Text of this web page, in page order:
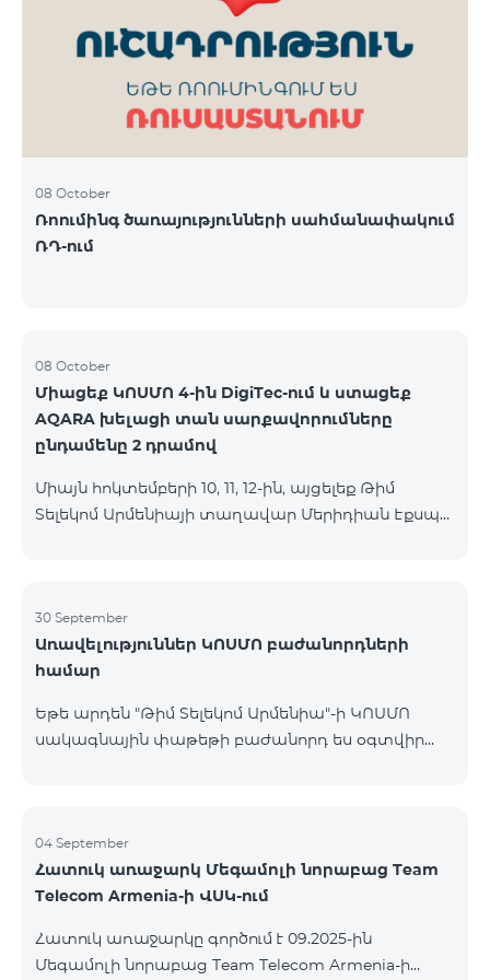
ԿՈՍՄՈ 3 TV փաթեթը․ Ինտերնետ. Մինչև 50 Մբիթ/
վ արագություն։ TV. Մինչև 80 TV ալիք՝ TeamTv
Smart հավելվածով Ֆիքսված հեռախոսակապ.
180 րոպե դեպի Team ֆիքսված ցանց։ Սույն
սակագնային փաթեթում ներառվա
08 October
Ռոումինգ ծառայությունների սահմանափակում
ՌԴ-ում
08 October
Միացեք ԿՈՍՄՈ 4-ին DigiTec-ում և ստացեք
AQARA խելացի տան սարքավորումները
ընդամենը 2 դրամով
Միայն հոկտեմբերի 10, 11, 12-ին, այցելեք Թիմ
Տելեկոմ Արմենիայի տաղավար Մերիդիան Էքսպո
բաժանորդագրությամբ և ստացեք
հնարավորություն ձեռք բերել AQARA Խելացի Տան
համակարգերը ընդամենը 2 դրամով․ AQARA
Ղեկավարման Սարք M100 (Hub M100) Միանալու
համար պարզապես պետք է անձնագրով
30 September
Առավելություններ ԿՈՍՄՈ բաժանորդների
համար
Եթե արդեն "Թիմ Տելեկոմ Արմենիա"-ի ԿՈՍՄՈ
սակագնային փաթեթի բաժանորդ ես օգտվիր
մեկ հպումով ու անսպառ ինտերնետով Smart
Place-ի Aqara սարքավորումներով։ ԿՈՍՄՈ
ծառայությունների փաթեթների գործող բոլոր
բերելու Aqara ապրանքանիշի խելացի
սարքավորումները հատուկ պայմաններով։
04 September
Հատուկ առաջարկ Մեգամոլի նորաբաց Team
Telecom Armenia-ի ՎՍԿ-ում
Հատուկ առաջարկը գործում է 09.2025-ին
Մեգամոլի նորաբաց Team Telecom Armenia-ի